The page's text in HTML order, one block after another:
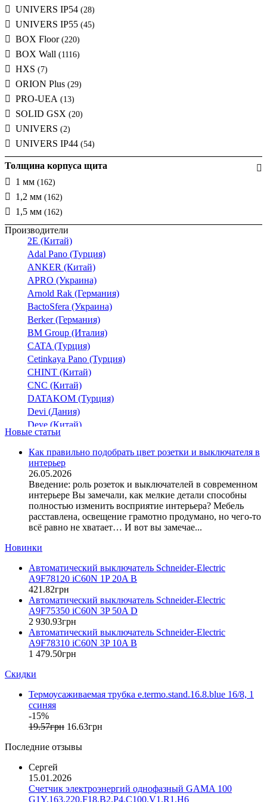
UNIVERS IP54 (28)
UNIVERS IP55 (45)
BOX Floor (220)
BOX Wall (1116)
HXS (7)
ORION Plus (29)
PRO-UEA (13)
SOLID GSX (20)
UNIVERS (2)
UNIVERS IP44 (54)
Толщина корпуса щита
1 мм (162)
1,2 мм (162)
1,5 мм (162)
Производители
2E (Китай)
Adal Pano (Турция)
ANKER (Китай)
APRO (Украина)
Arnold Rak (Германия)
BactoSfera (Украина)
Berker (Германия)
BM Group (Италия)
CATA (Турция)
Cetinkaya Pano (Турция)
CHINT (Китай)
CNC (Китай)
DATAKOM (Турция)
Devi (Дания)
Deye (Китай)
DigiTop (Украина)
DKC (Украина)
Dyness (Китай)
E.NEXT (Украина)
EAE Electric
Eastron (Китай)
Eaton (США)
ElectrO (Украина)
EON (Таиланд)
ETI (Словения)
ETREL (Словения)
Evrosvet (Украина)
Extherm (Германия)
F&F (Польша)
FRER (Италия)
FS (Украина)
Galkat (Украина)
GENERICA (Китай)
Gewiss (Италия)
Ginlong Solis (Китай)
Hager (Германия)
Haupa (Германия)
HD Hyundai Electric (Корея)
Hemstedt (Германия)
Новые статьи
Как правильно подобрать цвет розетки и выключателя в
интерьер
26.05.2026
Введение: роль розеток и выключателей в современном
интерьере Вы замечали, как мелкие детали способны
полностью изменить восприятие интерьера? Мебель
расставлена, освещение грамотно продумано, но чего-то
всё равно не хватает… И вот вы замечае...
Новинки
Автоматический выключатель Schneider-Electric
A9F78120 iC60N 1P 20A B
421 .82грн
Автоматический выключатель Schneider-Electric
A9F75350 iC60N 3P 50A D
2 930.93грн
Автоматический выключатель Schneider-Electric
A9F78310 iC60N 3P 10A B
1 479.50грн
Скидки
Термоусаживаемая трубка e.termo.stand.16.8.blue 16/8, 1
cсиняя
-15%
19.57грн 16.63грн
Последние отзывы
Сергей
15.01.2026
Счетчик электроэнергий однофазный GAMA 100
G1Y.163.220.F18.B2.P4.C100.V1.R1.H6